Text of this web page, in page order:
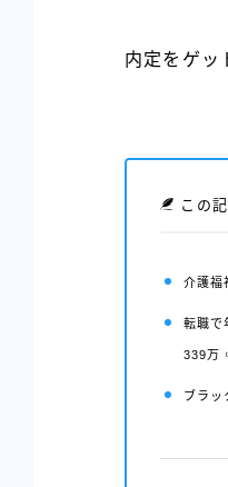
内定をゲッ
この
介護福
転職で
339万
ブラッ